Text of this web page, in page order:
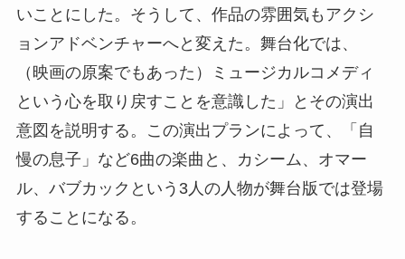
いことにした。そうして、作品の雰囲気もアクシ
ョンアドベンチャーへと変えた。舞台化では、
（映画の原案でもあった）ミュージカルコメディ
という心を取り戻すことを意識した」とその演出
意図を説明する。この演出プランによって、「自
慢の息子」など6曲の楽曲と、カシーム、オマー
ル、バブカックという3人の人物が舞台版では登場
することになる。